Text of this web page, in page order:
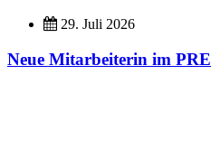
29. Juli 2026
Neue Mitarbeiterin im